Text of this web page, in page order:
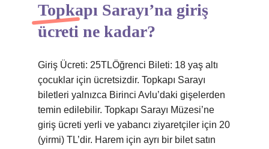
Topkapı Sarayı’na giriş
ücreti ne kadar?
Giriş Ücreti: 25TLÖğrenci Bileti: 18 yaş altı
çocuklar için ücretsizdir. Topkapı Sarayı
biletleri yalnızca Birinci Avlu’daki gişelerden
temin edilebilir. Topkapı Sarayı Müzesi’ne
giriş ücreti yerli ve yabancı ziyaretçiler için 20
(yirmi) TL’dir. Harem için ayrı bir bilet satın